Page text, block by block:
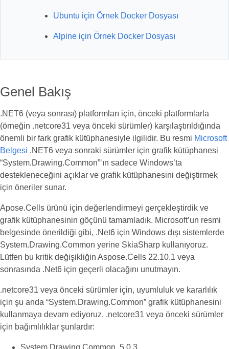
Ubuntu için Örnek Docker Dosyası
Alpine için Örnek Docker Dosyası
Genel Bakış
.NET6 (veya sonrası) platformları için, önceki platformlarla
(örneğin .netcore31 veya önceki sürümler) karşılaştırıldığında
önemli bir fark grafik kütüphanesiyle ilgilidir. Bu resmi Microsoft
Belgesi .NET6 veya sonraki sürümler için grafik kütüphanesi
“System.Drawing.Common”‘ın sadece Windows’ta
destekleneceğini açıklar ve grafik kütüphanesini değiştirmek
için öneriler sunar.
Apose.Cells ürünü için değerlendirmeyi gerçekleştirdik ve
grafik kütüphanesinin göçünü tamamladık. Microsoft’un resmi
belgesinde önerildiği gibi, .Net6 için Windows dışı sistemlerde
System.Drawing.Common yerine SkiaSharp kullanıyoruz.
Lütfen bu kritik değişikliğin Aspose.Cells 22.10.1 veya
sonrasında .Net6 için geçerli olacağını unutmayın.
.netcore31 veya önceki sürümler için, uyumluluk ve kararlılık
için şu anda “System.Drawing.Common” grafik kütüphanesini
kullanmaya devam ediyoruz. .netcore31 veya önceki sürümler
için bağımlılıklar şunlardır:
System.Drawing.Common, 5.0.3.